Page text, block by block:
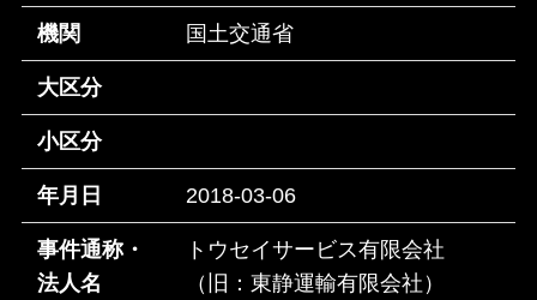
機関 国土交通省
大区分
小区分
年月日 2018-03-06
事件通称・
法人名
トウセイサービス有限会社
（旧：東静運輸有限会社）